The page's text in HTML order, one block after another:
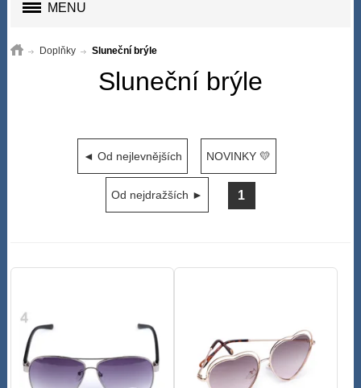
MENU
Doplňky Sluneční brýle
Sluneční brýle
◄ Od nejlevnějších NOVINKY 💛
Od nejdražších ► 1